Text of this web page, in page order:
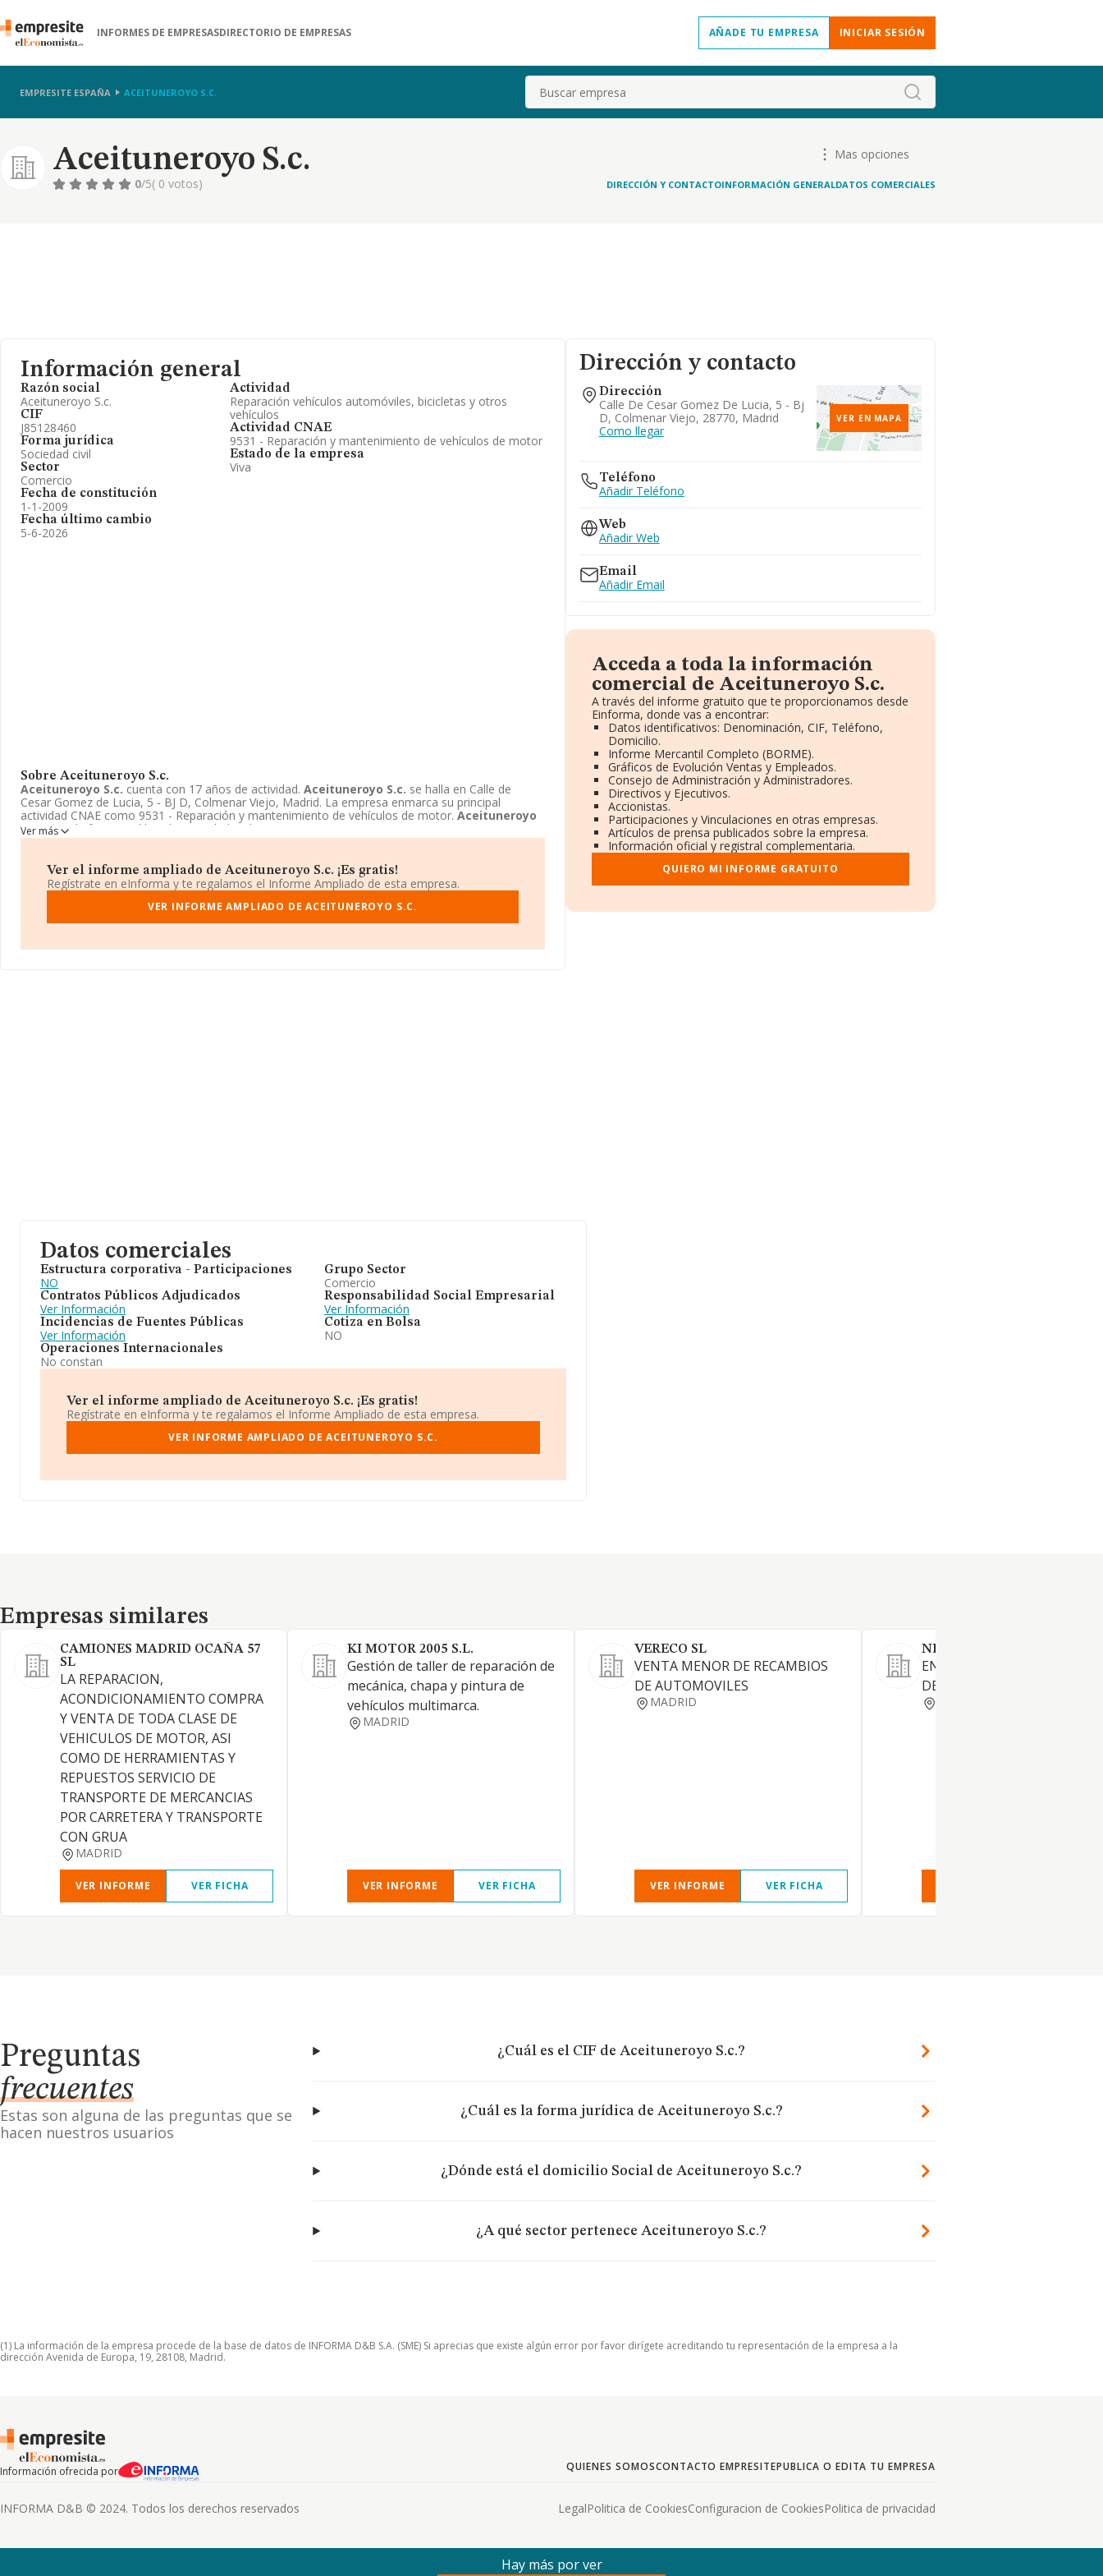
INFORMES DE EMPRESASDIRECTORIO DE EMPRESAS AÑADE TU EMPRESA INICIAR SESIÓN
EMPRESITE ESPAÑA ACEITUNEROYO S.C. Buscar
Aceituneroyo S.c.
Mas opciones
0/5( 0 votos) DIRECCIÓN Y CONTACTOINFORMACIÓN GENERALDATOS COMERCIALES
Información general
Razón social
Aceituneroyo S.c.
CIF
J85128460
Forma jurídica
Sociedad civil
Sector
Comercio
Fecha de constitución
1-1-2009
Fecha último cambio
5-6-2026
Actividad
Reparación vehículos automóviles, bicicletas y otros
vehículos
Actividad CNAE
9531 - Reparación y mantenimiento de vehículos de motor
Estado de la empresa
Viva
Sobre Aceituneroyo S.c.
Aceituneroyo S.c. cuenta con 17 años de actividad. Aceituneroyo S.c. se halla en Calle de
Cesar Gomez de Lucia, 5 - BJ D, Colmenar Viejo, Madrid. La empresa enmarca su principal
actividad CNAE como 9531 - Reparación y mantenimiento de vehículos de motor. Aceituneroyo
S.c.toma la forma jurídica de Sociedad civil.
Ver más
Ver el informe ampliado de Aceituneroyo S.c. ¡Es gratis!
Regístrate en eInforma y te regalamos el Informe Ampliado de esta empresa.
VER INFORME AMPLIADO DE ACEITUNEROYO S.C.
Dirección y contacto
Dirección
Calle De Cesar Gomez De Lucia, 5 - Bj
D, Colmenar Viejo, 28770, Madrid
Como llegar
VER EN MAPA
Teléfono
Añadir Teléfono
Web
Añadir Web
Email
Añadir Email
Acceda a toda la información
comercial de Aceituneroyo S.c.
A través del informe gratuito que te proporcionamos desde
Einforma, donde vas a encontrar:
Datos identificativos: Denominación, CIF, Teléfono,
Domicilio.
Informe Mercantil Completo (BORME).
Gráficos de Evolución Ventas y Empleados.
Consejo de Administración y Administradores.
Directivos y Ejecutivos.
Accionistas.
Participaciones y Vinculaciones en otras empresas.
Artículos de prensa publicados sobre la empresa.
Información oficial y registral complementaria.
QUIERO MI INFORME GRATUITO
Datos comerciales
Estructura corporativa - Participaciones
NO
Contratos Públicos Adjudicados
Ver Información
Incidencias de Fuentes Públicas
Ver Información
Operaciones Internacionales
No constan
Grupo Sector
Comercio
Responsabilidad Social Empresarial
Ver Información
Cotiza en Bolsa
NO
Ver el informe ampliado de Aceituneroyo S.c. ¡Es gratis!
Regístrate en eInforma y te regalamos el Informe Ampliado de esta empresa.
VER INFORME AMPLIADO DE ACEITUNEROYO S.C.
Empresas similares
Empresas similares
CAMIONES MADRID OCAÑA 57
SL
LA REPARACION,
ACONDICIONAMIENTO COMPRA
Y VENTA DE TODA CLASE DE
VEHICULOS DE MOTOR, ASI
COMO DE HERRAMIENTAS Y
REPUESTOS SERVICIO DE
TRANSPORTE DE MERCANCIAS
POR CARRETERA Y TRANSPORTE
CON GRUA
MADRID
VER INFORME VER FICHA
KI MOTOR 2005 S.L.
Gestión de taller de reparación de
mecánica, chapa y pintura de
vehículos multimarca.
MADRID
VER INFORME VER FICHA
VERECO SL
VENTA MENOR DE RECAMBIOS
DE AUTOMOVILES
MADRID
VER INFORME VER FICHA
NEUMATICOS RAFER SL
ENGRASE LAVADO Y
DE VEHICULOS
Preguntas
frecuentes
Estas son alguna de las preguntas que se
hacen nuestros usuarios
¿Cuál es el CIF de Aceituneroyo S.c.?
¿Cuál es la forma jurídica de Aceituneroyo S.c.?
¿Dónde está el domicilio Social de Aceituneroyo S.c.?
¿A qué sector pertenece Aceituneroyo S.c.?
(1) La información de la empresa procede de la base de datos de INFORMA D&B S.A. (SME) Si aprecias que existe algún error por favor dirígete acreditando tu representación de la empresa a la
dirección Avenida de Europa, 19, 28108, Madrid.
Información ofrecida por QUIENES SOMOSCONTACTO EMPRESITEPUBLICA O EDITA TU EMPRESA
INFORMA D&B © 2024. Todos los derechos reservados LegalPolitica de CookiesConfiguracion de CookiesPolitica de privacidad
Hay más por ver